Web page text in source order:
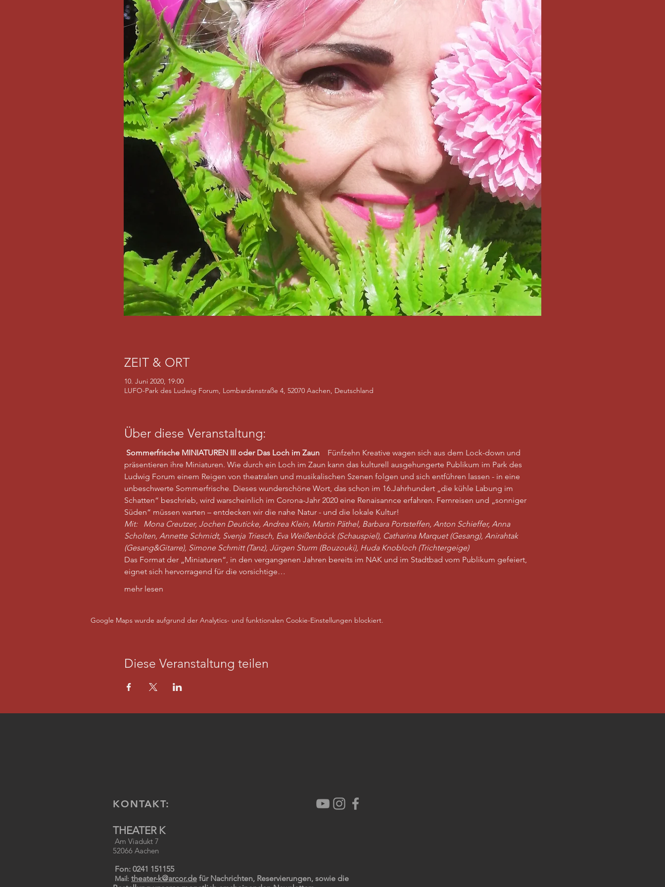
ZEIT & ORT
10. Juni 2020, 19:00
LUFO-Park des Ludwig Forum, Lombardenstraße 4, 52070 Aachen, Deutschland
Über diese Veranstaltung:
Sommerfrische MINIATUREN III oder Das Loch im Zaun Fünfzehn Kreative wagen sich aus dem Lock-down und
präsentieren ihre Miniaturen. Wie durch ein Loch im Zaun kann das kulturell ausgehungerte Publikum im Park des
Ludwig Forum einem Reigen von theatralen und musikalischen Szenen folgen und sich entführen lassen - in eine
unbeschwerte Sommerfrische. Dieses wunderschöne Wort, das schon im 16.Jahrhundert „die kühle Labung im
Schatten“ beschrieb, wird warscheinlich im Corona-Jahr 2020 eine Renaisannce erfahren. Fernreisen und „sonniger
Süden“ müssen warten – entdecken wir die nahe Natur - und die lokale Kultur!
Mit:
Mona Creutzer, Jochen Deuticke, Andrea Klein, Martin Päthel, Barbara Portsteffen, Anton Schieffer, Anna
Scholten, Annette Schmidt, Svenja Triesch, Eva Weißenböck (Schauspiel), Catharina Marquet (Gesang), Anirahtak
(Gesang&Gitarre), Simone Schmitt (Tanz), Jürgen Sturm (Bouzouki), Huda Knobloch (Trichtergeige)
Das Format der „Miniaturen“, in den vergangenen Jahren bereits im NAK und im Stadtbad vom Publikum gefeiert,
eignet sich hervorragend für die vorsichtige…
mehr lesen
Google Maps wurde aufgrund der Analytics- und funktionalen Cookie-Einstellungen blockiert.
Diese Veranstaltung teilen
KONTAKT:
THEATER K
Am Viadukt 7
52066 Aachen
Fon: 0241 151155
Mail: theater-k@arcor.de für Nachrichten, Reservierungen, sowie die